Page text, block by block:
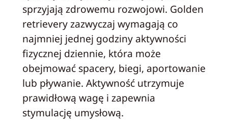
sprzyjają zdrowemu rozwojowi. Golden
retrievery zazwyczaj wymagają co
najmniej jednej godziny aktywności
fizycznej dziennie, która może
obejmować spacery, biegi, aportowanie
lub pływanie. Aktywność utrzymuje
prawidłową wagę i zapewnia
stymulację umysłową.